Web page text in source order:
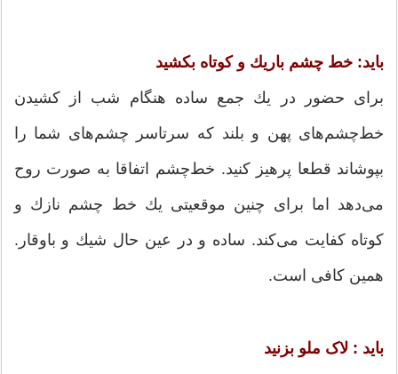
باید: خط چشم باریك و كوتاه بكشید
برای حضور در یك جمع ساده هنگام شب از كشیدن
خط‌چشم‌های پهن و بلند كه سرتاسر چشم‌های شما را
بپوشاند قطعا پرهیز كنید. خط‌چشم اتفاقا به صورت روح
می‌دهد اما برای چنین موقعیتی یك خط چشم نازك و
كوتاه كفایت می‌كند. ساده و در عین حال شیك و باوقار.
همین كافی است.
باید : لاک ملو بزنید